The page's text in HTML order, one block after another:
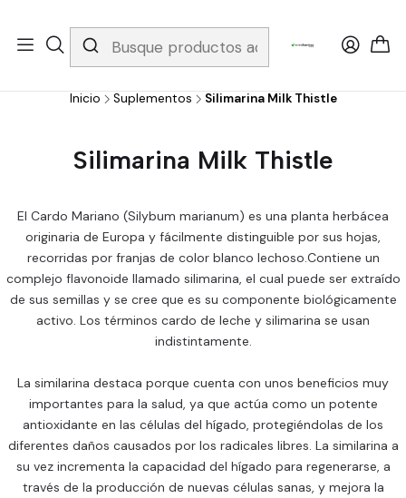
Whatsapp 3229079958/ Fijo 6019251796 / Envios a todo el país y
gratis apartir de 199.000!
Inicio Suplementos Silimarina Milk Thistle
Silimarina Milk Thistle
El Cardo Mariano (Silybum marianum) es una planta herbácea
originaria de Europa y fácilmente distinguible por sus hojas,
recorridas por franjas de color blanco lechoso.Contiene un
complejo flavonoide llamado silimarina, el cual puede ser extraído
de sus semillas y se cree que es su componente biológicamente
activo. Los términos cardo de leche y silimarina se usan
indistintamente.
La similarina destaca porque cuenta con unos beneficios muy
importantes para la salud, ya que actúa como un potente
antioxidante en las células del hígado, protegiéndolas de los
diferentes daños causados por los radicales libres. La similarina a
su vez incrementa la capacidad del hígado para regenerarse, a
través de la producción de nuevas células sanas, y mejora la